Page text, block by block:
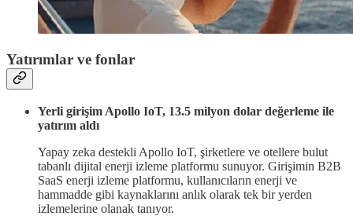
Yatırımlar ve fonlar
Yerli girişim Apollo IoT, 13.5 milyon dolar değerleme ile
yatırım aldı
Yapay zeka destekli Apollo IoT, şirketlere ve otellere bulut
tabanlı dijital enerji izleme platformu sunuyor. Girişimin B2B
SaaS enerji izleme platformu, kullanıcıların enerji ve
hammadde gibi kaynaklarını anlık olarak tek bir yerden
izlemelerine olanak tanıyor.